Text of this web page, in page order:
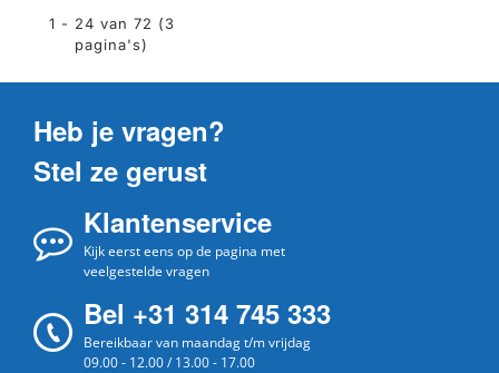
1 - 24 van 72 (3
pagina's)
Heb je vragen?
Stel ze gerust
Klantenservice
Kijk eerst eens op de pagina met
veelgestelde vragen
Bel +31 314 745 333
Bereikbaar van maandag t/m vrijdag
09.00 - 12.00 / 13.00 - 17.00